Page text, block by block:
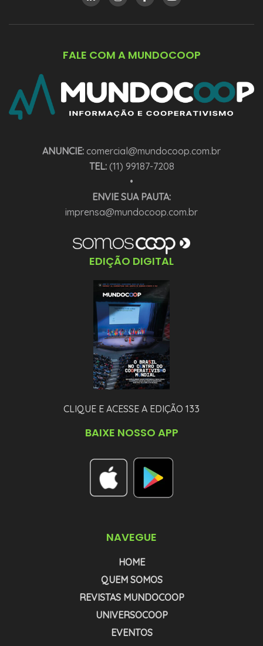
FALE COM A MUNDOCOOP
ANUNCIE: comercial@mundocoop.com.br
TEL:(11) 99187-7208
•
ENVIE SUA PAUTA:
imprensa@mundocoop.com.br
EDIÇÃO DIGITAL
CLIQUE E ACESSE A EDIÇÃO 133
BAIXE NOSSO APP
NAVEGUE
HOME
QUEM SOMOS
REVISTAS MUNDOCOOP
UNIVERSOCOOP
EVENTOS